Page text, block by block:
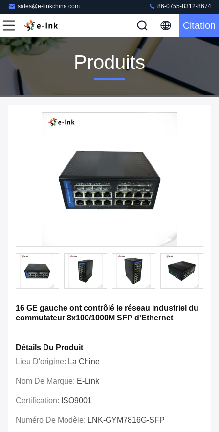
sales@e-linkchina.com 86-0755-8312-8674
Citation
Produits
16 GE gauche ont contrôlé le réseau industriel du
commutateur 8x100/1000M SFP d'Ethernet
Détails Du Produit
Lieu D'origine: La Chine
Nom De Marque: E-Link
Certification: ISO9001
Numéro De Modèle: LNK-GYM7816G-SFP